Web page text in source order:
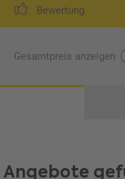
Bewertung
Gesamtpreis anzeigen
Angebote